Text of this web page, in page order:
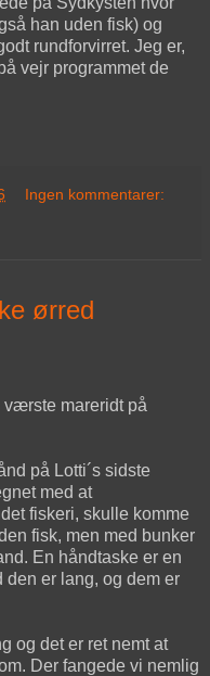
han uden fisk) og
rundforvirret. Jeg er,
vejr programmet de
Ingen kommentarer:
ørred
mareridt på
på Lotti´s sidste
med at
fiskeri, skulle komme
fisk, men med bunker
En håndtaske er en
er lang, og dem er
og det er ret nemt at
Der fangede vi nemlig